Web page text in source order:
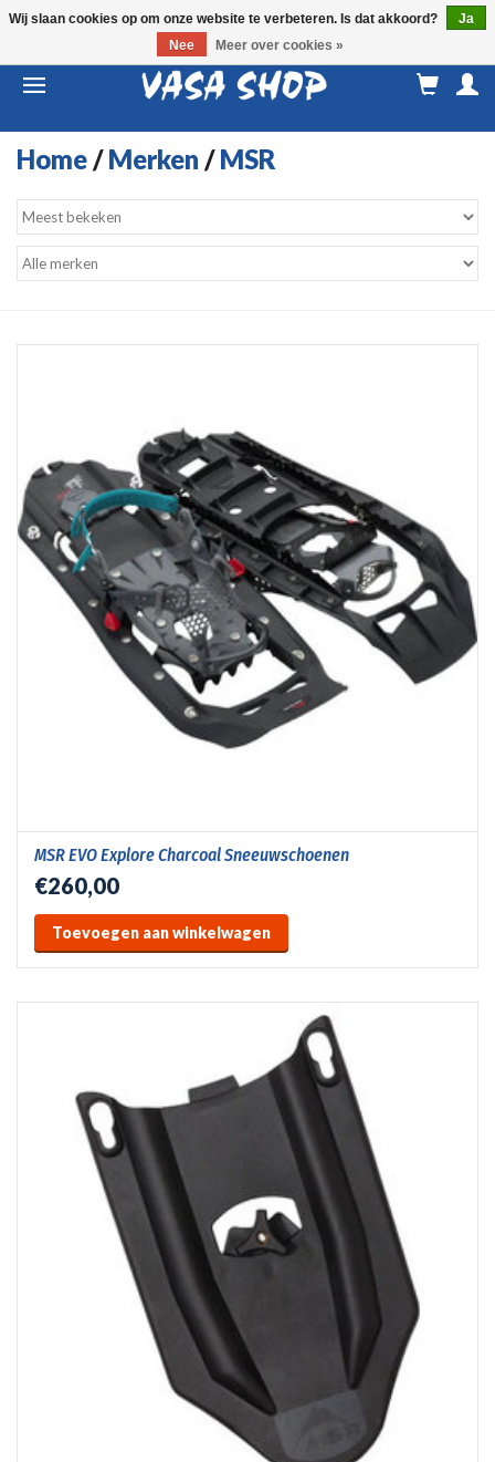
Home/Merken /MSR
MSR EVO Explore Charcoal Sneeuwschoenen
€260,00
Toevoegen aan winkelwagen
Wij slaan cookies op om onze website te verbeteren. Is dat akkoord?
Ja
Nee
Meer over cookies »